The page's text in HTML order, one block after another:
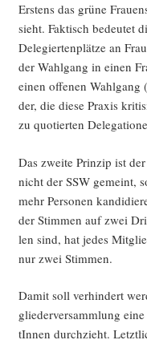
Ers­tens das grü­ne
sieht. Fak­tisch bedeu­tet
Dele­gier­ten­plät­ze an
der Wahl­gang in einen
einen offe­nen
der, die die­se Pra­xis
zu quo­tier­ten
Das zwei­te Prin­zip ist
nicht der SSW gemeint,
mehr Per­so­nen
der Stim­men auf zwei
len sind, hat jedes
nur zwei Stimmen.
Damit soll ver­hin­dert
glie­der­ver­samm­lung
tIn­nen durch­zieht.